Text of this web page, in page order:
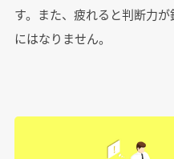
す。また、疲れると判断力
にはなりません。